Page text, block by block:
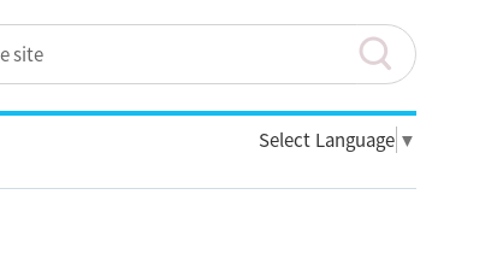
Select Language ▼